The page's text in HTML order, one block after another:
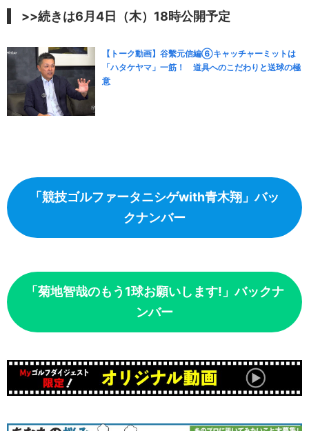
>>続きは6月4日（木）18時公開予定
【トーク動画】谷繫元信編⑥キャッチャーミットは
「ハタケヤマ」一筋！ 道具へのこだわりと送球の極
意
「競技ゴルファータニシゲwith青木翔」バッ
クナンバー
「菊地智哉のもう1球お願いします!」バックナ
ンバー